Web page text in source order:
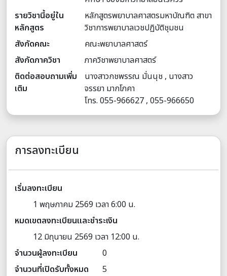
รายวิชานี้อยู่ใน
หลักสูตร
หลักสูตรพยาบาลศาสตรมหาบัณฑิต สาขา
วิชาการพยาบาลเวชปฏิบัติชุมชน
สังกัดคณะ
คณะพยาบาลศาสตร์
สังกัดภาควิชา
ภาควิชาพยาบาลศาสตร์
ติดต่อสอบถามเพิ่ม
เติม
นางสาวกชพรรณ มั่นนุช , นางสาว
จรรยา มากโภคา
โทร. 055-966627 , 055-966650
การลงทะเบียน
เริ่มลงทะเบียน
1 พฤษภาคม 2569 เวลา 6:00 น.
หมดเขตลงทะเบียนและชำระเงิน
12 มิถุนายน 2569 เวลา 12:00 น.
จำนวนผู้ลงทะเบียน
0
จำนวนที่เปิดรับทั้งหมด
5